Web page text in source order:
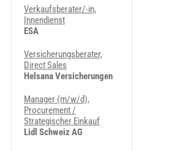
Verkaufsberater/-in,
Innendienst
ESA
Versicherungsberater,
Direct Sales
Helsana Versicherungen
Manager (m/w/d),
Procurement /
Strategischer Einkauf
Lidl Schweiz AG